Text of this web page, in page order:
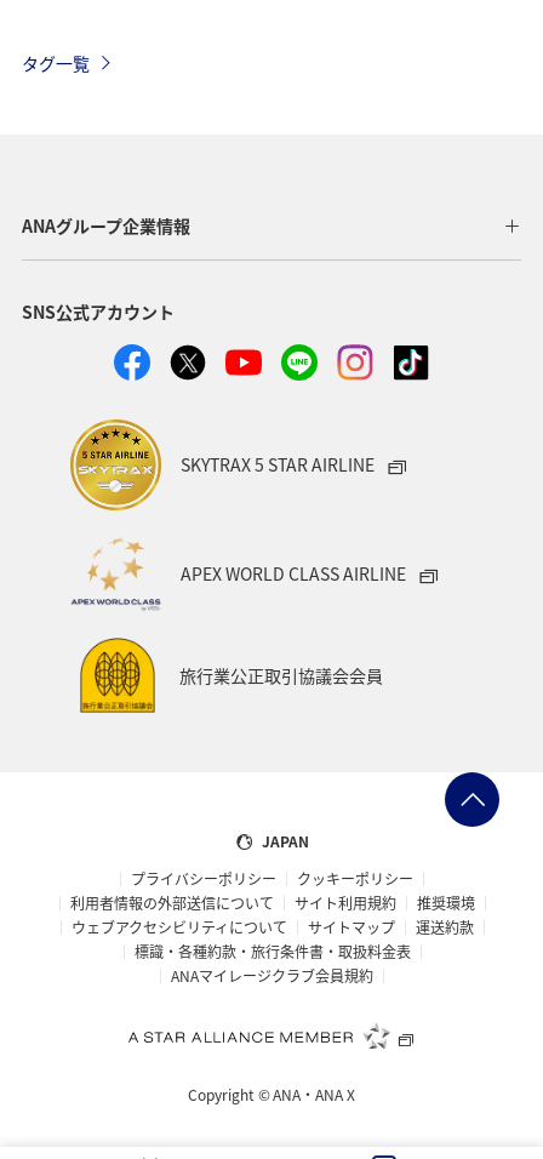
タグ一覧
ANAグループ企業情報
SNS公式アカウント
SKYTRAX 5 STAR AIRLINE
APEX WORLD CLASS AIRLINE
旅行業公正取引協議会会員
JAPAN
プライバシーポリシー
クッキーポリシー
利用者情報の外部送信について
サイト利用規約
推奨環境
ウェブアクセシビリティについて
サイトマップ
運送約款
標識・各種約款・旅行条件書・取扱料金表
ANAマイレージクラブ会員規約
Copyright ©ANA・ANA X